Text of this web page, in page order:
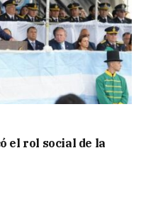
el rol social de la